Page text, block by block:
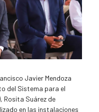
Javier Mendoza
del Sistema para el
Rosita Suárez de
en las instalaciones